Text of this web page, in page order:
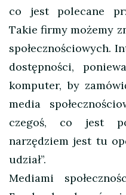
co jest polecane
Takie firmy możemy
społecznościowych.
dostępności,
komputer, by
media
czegoś, co jest
narzędziem jest tu
udział”.
Mediami